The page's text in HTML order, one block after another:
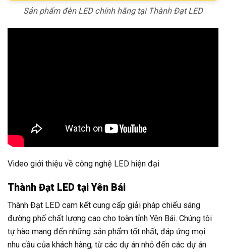
Sản phẩm đèn LED chính hãng tại Thành Đạt LED
Video giới thiệu về công nghệ LED hiện đại
Thành Đạt LED tại Yên Bái
Thành Đạt LED cam kết cung cấp giải pháp chiếu sáng
đường phố chất lượng cao cho toàn tỉnh Yên Bái. Chúng tôi
tự hào mang đến những sản phẩm tốt nhất, đáp ứng mọi
nhu cầu của khách hàng, từ các dự án nhỏ đến các dự án